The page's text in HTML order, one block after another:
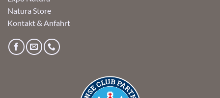
Natura Store
Kontakt & Anfahrt